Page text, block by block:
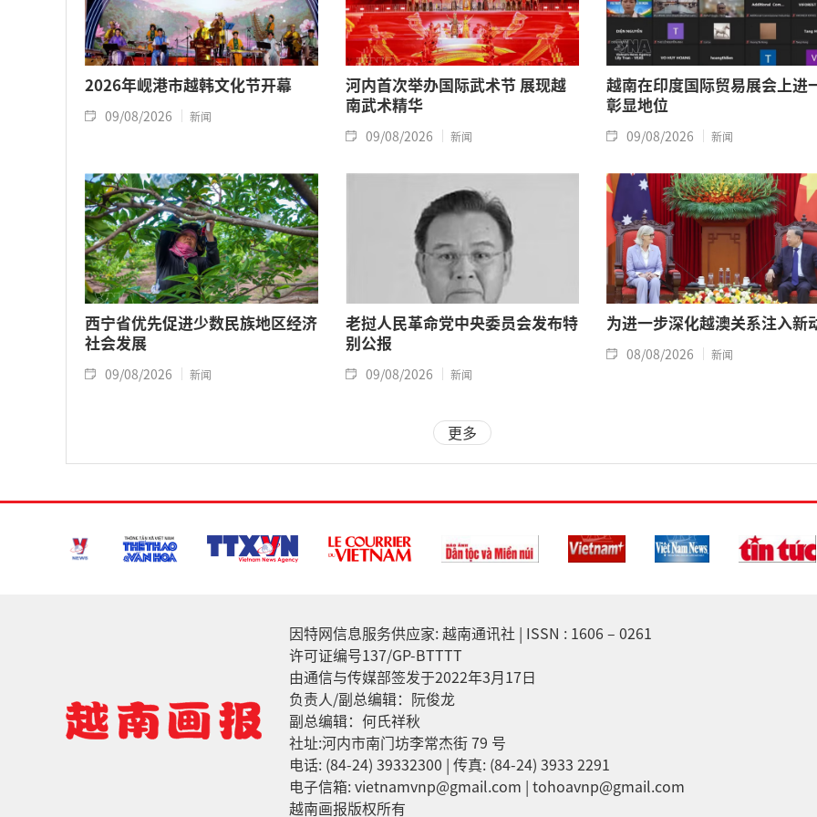
2026年岘港市越韩文化节开幕
09/08/2026 新闻
河内首次举办国际武术节 展现越
南武术精华
09/08/2026 新闻
越南在印度国际贸易展会上进
彰显地位
09/08/2026 新闻
西宁省优先促进少数民族地区经济
社会发展
09/08/2026 新闻
老挝人民革命党中央委员会发布特
别公报
09/08/2026 新闻
为进一步深化越澳关系注入新
08/08/2026 新闻
更多
因特网信息服务供应家: 越南通讯社 | ISSN : 1606 – 0261
许可证编号137/GP-BTTTT
由通信与传媒部签发于2022年3月17日
负责人/副总编辑：阮俊龙
副总编辑：何氏祥秋
社址:河内市南门坊李常杰街 79 号
电话: (84-24) 39332300 | 传真: (84-24) 3933 2291
电子信箱: vietnamvnp@gmail.com | tohoavnp@gmail.com
越南画报版权所有